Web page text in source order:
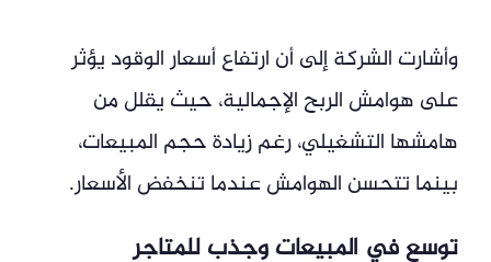
وأشارت الشركة إلى أن ارتفاع أسعار الوقود يؤثر
على هوامش الربح الإجمالية، حيث يقلل من
هامشها التشغيلي، رغم زيادة حجم المبيعات،
بينما تتحسن الهوامش عندما تنخفض الأسعار.
توسع في المبيعات وجذب للمتاجر